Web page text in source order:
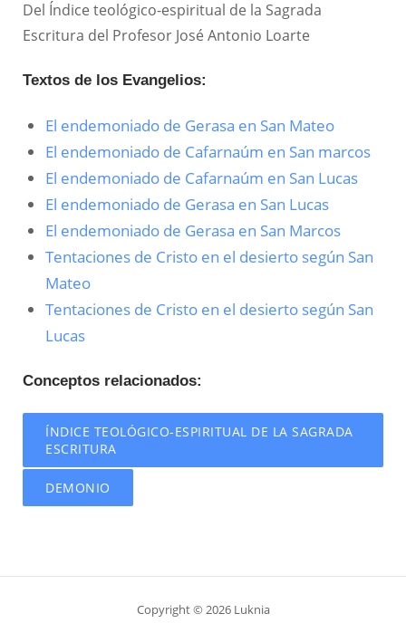
Del Índice teológico-espiritual de la Sagrada
Escritura del Profesor José Antonio Loarte
Textos de los Evangelios:
El endemoniado de Gerasa en San Mateo
El endemoniado de Cafarnaúm en San marcos
El endemoniado de Cafarnaúm en San Lucas
El endemoniado de Gerasa en San Lucas
El endemoniado de Gerasa en San Marcos
Tentaciones de Cristo en el desierto según San
Mateo
Tentaciones de Cristo en el desierto según San
Lucas
Conceptos relacionados:
ÍNDICE TEOLÓGICO-ESPIRITUAL DE LA SAGRADA
ESCRITURA
DEMONIO
Copyright © 2026 Luknia